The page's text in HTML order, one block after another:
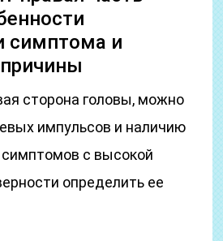
симптома и
сторона головы, можно
импульсов и наличию
с высокой
определить ее